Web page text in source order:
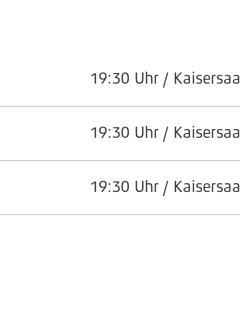
19:30 Uhr / Kaisersaal
19:30 Uhr / Kaisersaal
19:30 Uhr / Kaisersaal